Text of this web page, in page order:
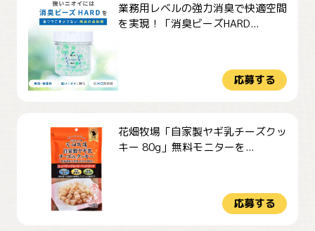
業務用レベルの強力消臭で快適空間
を実現！「消臭ビーズHARD...
応募する
花畑牧場「自家製ヤギ乳チーズクッ
キー 80g」無料モニターを...
応募する